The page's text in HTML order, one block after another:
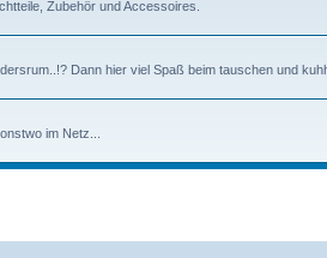
Zubehör und Accessoires.
Dann hier viel Spaß beim tauschen und
im Netz...